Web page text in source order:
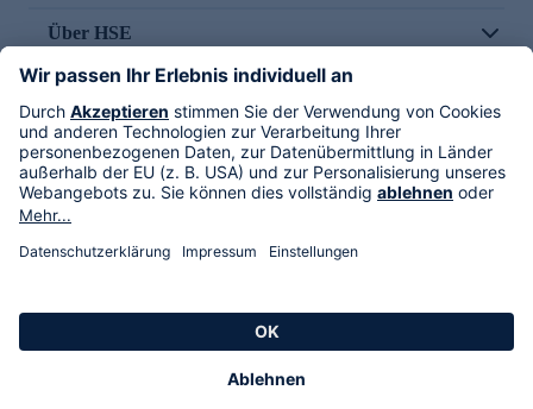
Über HSE
Im TV
HSE International